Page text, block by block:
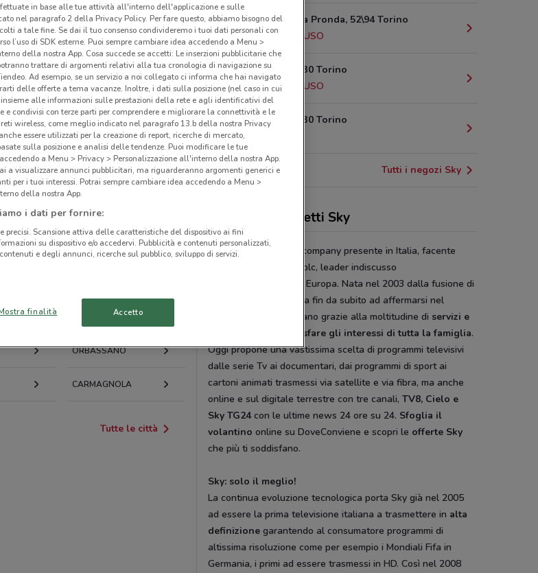
709 m
SETTIMO TORINESE
ORBASSANO
CARMAGNOLA
Tutte le città
Strada Della Pronda, 52\94 Torino
3.4 km
CHIUSO
Via Nizza, 230 Torino
3.8 km
CHIUSO
Via Nizza, 230 Torino
Tutti i negozi Sky
Offerte e pacchetti Sky
Skyè la prima media company presente in Italia, facente
parte del gruppo Sky plc, leader indiscusso
dell’intrattenimento in Europa. Nata nel 2003 dalla fusione di
Stream e Telepiù, inizia fin da subito ad affermarsi nel
settore televisivo italiano grazie alla moltitudine di servizi e
canali adatti a soddisfare gli interessi di tutta la famiglia.
Oggi propone una vastissima scelta di programmi televisivi
dalle serie Tv ai documentari, dai programmi di sport ai
cartoni animati trasmessi via satellite e via fibra, ma anche
online e sul digitale terrestre con tre canali,TV8, Cielo e
Sky TG24con le ultime news 24 ore su 24. Sfoglia il
volantino online su DoveConviene e scopri le offerte Sky
che più ti soddisfano.
Sky: solo il meglio!
La continua evoluzione tecnologica porta Sky già nel 2005
ad essere la prima televisione italiana a trasmettere in alta
definizione garantendo al consumatore programmi di
altissima risoluzione come per esempio i Mondiali Fifa in
Germania, i primi ad essere trasmessi in HD. Così nel 2008
in base alle tue attività all'interno dell'applicazione e sulle
nel paragrafo 2 della Privacy Policy. Per fare questo, abbiamo bisogno del
a tale fine. Se dai il tuo consenso condivideremo i tuoi dati personali con
l’uso di SDK esterne. Puoi sempre cambiare idea accedendo a Menu >
della nostra App. Cosa succede se accetti: Le inserzioni pubblicitarie che
trattare di argomenti relativi alla tua cronologia di navigazione su
Ad esempio, se un servizio a noi collegato ci informa che hai navigato
delle offerte a tema vacanze. Inoltre, i dati sulla posizione (nel caso in cui
alle informazioni sulle prestazioni della rete e agli identificativi del
e condivisi con terze parti per comprendere e migliorare la connettività e le
wireless, come meglio indicato nel paragrafo 13.b della nostra Privacy
essere utilizzati per la creazione di report, ricerche di mercato,
sulla posizione e analisi delle tendenze. Puoi modificare le tue
a Menu > Privacy > Personalizzazione all'interno della nostra App.
a visualizzare annunci pubblicitari, ma riguarderanno argomenti generici e
per i tuoi interessi. Potrai sempre cambiare idea accedendo a Menu >
della nostra App.
i dati per fornire:
precisi. Scansione attiva delle caratteristiche del dispositivo ai fini
su dispositivo e/o accedervi. Pubblicità e contenuti personalizzati,
e degli annunci, ricerche sul pubblico, sviluppo di servizi.
finalità Accetto